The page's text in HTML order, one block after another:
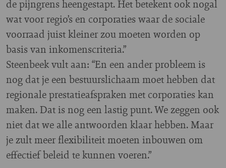
de pijngrens heengestapt. Het betekent ook nogal
wat voor regio’s en corporaties waar de sociale
voorraad juist kleiner zou moeten worden op
basis van inkomenscriteria.”
Steenbeek vult aan: “En een ander probleem is
nog dat je een bestuurslichaam moet hebben dat
regionale prestatieafspraken met corporaties kan
maken. Dat is nog een lastig punt. We zeggen ook
niet dat we alle antwoorden klaar hebben. Maar
je zult meer flexibiliteit moeten inbouwen om
effectief beleid te kunnen voeren.”